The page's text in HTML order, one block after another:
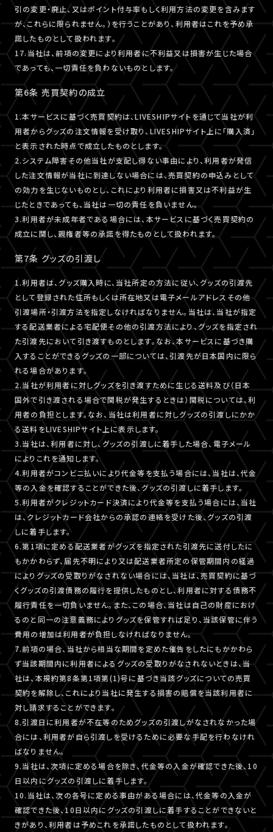
引の変更・廃止、又はポイント付与率もしく利用方法の変更を含みます
が、これらに限られません。）を行うことがあり、利用者はこれを予め承
諾したものとして扱われます。
17.当社は、前項の変更により利用者に不利益又は損害が生じた場合
であっても、一切責任を負わないものとします。
第6条 売買契約の成立
1.本サービスに基づく売買契約は、LIVESHIPサイトを通じて当社が利
用者からグッズの注文情報を受け取り、LIVESHIPサイト上に「購入済」
と表示された時点で成立したものとします。
2.システム障害その他当社が支配し得ない事由により、利用者が発信
した注文情報が当社に到達しない場合には、売買契約の申込みとして
の効力を生じないものとし、これにより利用者に損害又は不利益が生
じたときであっても、当社は一切の責任を負いません。
3.利用者が未成年者である場合には、本サービスに基づく売買契約の
成立に関し、親権者等の承諾を得たものとして扱われます。
第7条 グッズの引渡し
1.利用者は、グッズ購入時に、当社所定の方法に従い、グッズの引渡先
として登録された住所もしくは所在地又は電子メールアドレスその他
引渡場所・引渡方法を指定しなければなりません。当社は、当社が指定
する配送業者による宅配便その他の引渡方法により、グッズを指定され
た引渡先において引き渡すものとします。なお、本サービスに基づき購
入することができるグッズの一部については、引渡先が日本国内に限ら
れる場合があります。
2.当社が利用者に対しグッズを引き渡すために生じる送料及び（日本
国外で引き渡される場合で関税が発生するときは）関税については、利
用者の負担とします。なお、当社は利用者に対しグッズの引渡しにかか
る送料をLIVESHIPサイト上に表示します。
3.当社は、利用者に対し、グッズの引渡しに着手した場合、電子メール
によりこれを通知します。
4.利用者がコンビニ払いにより代金等を支払う場合には、当社は、代金
等の入金を確認することができた後、グッズの引渡しに着手します。
5.利用者がクレジットカード決済により代金等を支払う場合には、当社
は、クレジットカード会社からの承認の連絡を受けた後、グッズの引渡
しに着手します。
6.第1項に定める配送業者がグッズを指定された引渡先に送付したに
もかかわらず、届先不明により又は配送業者所定の保管期間内の経過
によりグッズの受取りがなされない場合には、当社は、売買契約に基づ
くグッズの引渡債務の履行を提供したものとし、利用者に対する債務不
履行責任を一切負いません。また、この場合、当社は自己の財産におけ
るのと同一の注意義務によりグッズを保管すれば足り、当該保管に伴う
費用の増加は利用者が負担しなければなりません。
7.前項の場合、当社から相当な期間を定めた催告をしたにもかかわら
ず当該期間内に利用者によるグッズの受取りがなされないときは、当
社は、本規約第8条第1項第(1)号に基づき当該グッズについての売買
契約を解除し、これにより当社に発生する損害の賠償を当該利用者に
対し請求することができます。
8.引渡日に利用者が不在等のためグッズの引渡しがなされなかった場
合には、利用者が自ら引渡しを受けるために必要な手配を行わなけれ
ばなりません。
9.当社は、次項に定める場合を除き、代金等の入金が確認できた後、10
日以内にグッズの引渡しに着手します。
10.当社は、次の各号に定める事由がある場合には、代金等の入金が
確認できた後、10日以内にグッズの引渡しに着手することができないと
きがあり、利用者は予めこれを承諾したものとして扱われます。